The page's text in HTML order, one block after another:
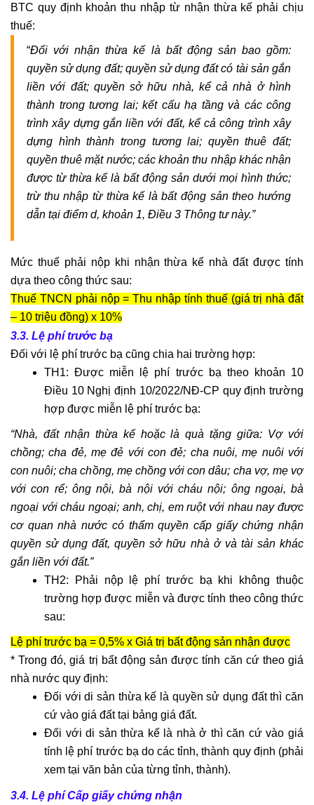
mục
đích
quyền
dụng
Dịch
tách
thửa
Dịch
giấy
phép
xây
dựng
nhà
Dịch
nhà
kinh
tế
Lao
động
sư
giải
quyết
pháp
BTC quy định khoản thu nhập từ nhận thừa kế phải chịu
thuế:
“Đối với nhận thừa kế là bất động sản bao gồm:
quyền sử dụng đất; quyền sử dụng đất có tài sản gắn
liền với đất; quyền sở hữu nhà, kể cả nhà ở hình
thành trong tương lai; kết cấu hạ tầng và các công
trình xây dựng gắn liền với đất, kể cả công trình xây
dựng hình thành trong tương lai; quyền thuê đất;
quyền thuê mặt nước; các khoản thu nhập khác nhận
được từ thừa kế là bất động sản dưới mọi hình thức;
trừ thu nhập từ thừa kế là bất động sản theo hướng
dẫn tại điểm d, khoản 1, Điều 3 Thông tư này.”
Mức thuế phải nộp khi nhận thừa kế nhà đất được tính
dựa theo công thức sau:
Thuế TNCN phải nộp = Thu nhập tính thuế (giá trị nhà đất
– 10 triệu đồng) x 10%
3.3. Lệ phí trước bạ
Đối với lệ phí trước bạ cũng chia hai trường hợp:
TH1: Được miễn lệ phí trước bạ theo khoản 10
Điều 10 Nghị định 10/2022/NĐ-CP quy định trường
hợp được miễn lệ phí trước bạ:
“Nhà, đất nhận thừa kế hoặc là quà tặng giữa: Vợ với
chồng; cha đẻ, mẹ đẻ với con đẻ; cha nuôi, mẹ nuôi với
con nuôi; cha chồng, mẹ chồng với con dâu; cha vợ, mẹ vợ
với con rể; ông nội, bà nội với cháu nội; ông ngoại, bà
ngoại với cháu ngoại; anh, chị, em ruột với nhau nay được
cơ quan nhà nước có thẩm quyền cấp giấy chứng nhận
quyền sử dụng đất, quyền sở hữu nhà ở và tài sản khác
gắn liền với đất.”
TH2: Phải nộp lệ phí trước bạ khi không thuộc
trường hợp được miễn và được tính theo công thức
sau:
Lệ phí trước bạ = 0,5% x Giá trị bất động sản nhận được
* Trong đó, giá trị bất động sản được tính căn cứ theo giá
nhà nước quy định:
Đối với di sản thừa kế là quyền sử dụng đất thì căn
cứ vào giá đất tại bảng giá đất.
Đối với di sản thừa kế là nhà ở thì căn cứ vào giá
tính lệ phí trước bạ do các tỉnh, thành quy định (phải
xem tại văn bản của từng tỉnh, thành).
3.4. Lệ phí Cấp giấy chứng nhận